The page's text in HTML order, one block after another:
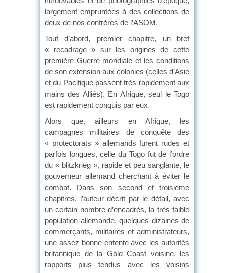
largement empruntées à des collections de
deux de nos confrères de l’ASOM.
Tout d’abord, premier chapitre, un bref
« recadrage » sur les origines de cette
première Guerre mondiale et les conditions
de son extension aux colonies (celles d’Asie
et du Pacifique passent très rapidement aux
mains des Alliés). En Afrique, seul le Togo
est rapidement conquis par eux.
Alors que, ailleurs en Afrique, les
campagnes militaires de conquête des
« protectorats » allemands furent rudes et
parfois longues, celle du Togo fut de l’ordre
du « blitzkrieg », rapide et peu sanglante, le
gouverneur allemand cherchant à éviter le
combat. Dans son second et troisième
chapitres, l’auteur décrit par le détail, avec
un certain nombre d’encadrés, la très faible
population allemande, quelques dizaines de
commerçants, militaires et administrateurs,
une assez bonne entente avec les autorités
britannique de la Gold Coast voisine, les
rapports plus tendus avec les voisins